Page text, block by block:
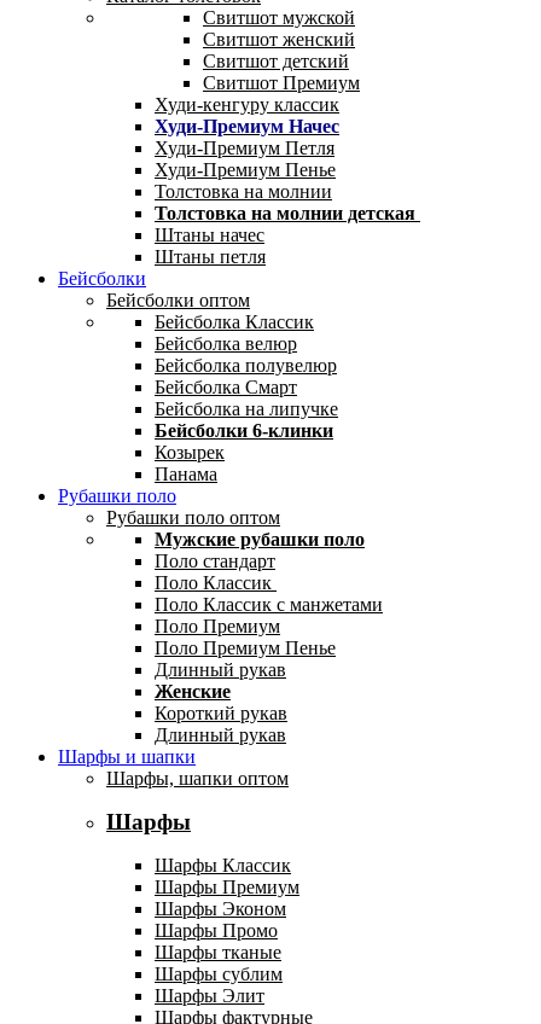
Свитшот мужской
Свитшот женский
Свитшот детский
Свитшот Премиум
Худи-кенгуру классик
Худи-Премиум Начес
Худи-Премиум Петля
Худи-Премиум Пенье
Толстовка на молнии
Толстовка на молнии детская
Штаны начес
Штаны петля
Бейсболки
Бейсболки оптом
Бейсболка Классик
Бейсболка велюр
Бейсболка полувелюр
Бейсболка Смарт
Бейсболка на липучке
Бейсболки 6-клинки
Козырек
Панама
Рубашки поло
Рубашки поло оптом
Мужские рубашки поло
Поло стандарт
Поло Классик
Поло Классик с манжетами
Поло Премиум
Поло Премиум Пенье
Длинный рукав
Женские
Короткий рукав
Длинный рукав
Шарфы и шапки
Шарфы, шапки оптом
Шарфы
Шарфы Классик
Шарфы Премиум
Шарфы Эконом
Шарфы Промо
Шарфы тканые
Шарфы сублим
Шарфы Элит
Шарфы фактурные